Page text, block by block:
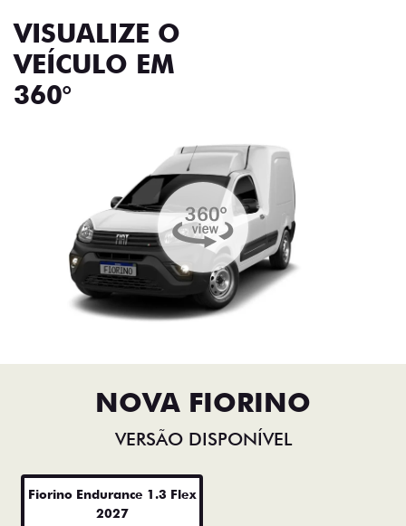
VISUALIZE O
VEÍCULO EM
360°
NOVA FIORINO
VERSÃO DISPONÍVEL
Fiorino Endurance 1.3 Flex
2027